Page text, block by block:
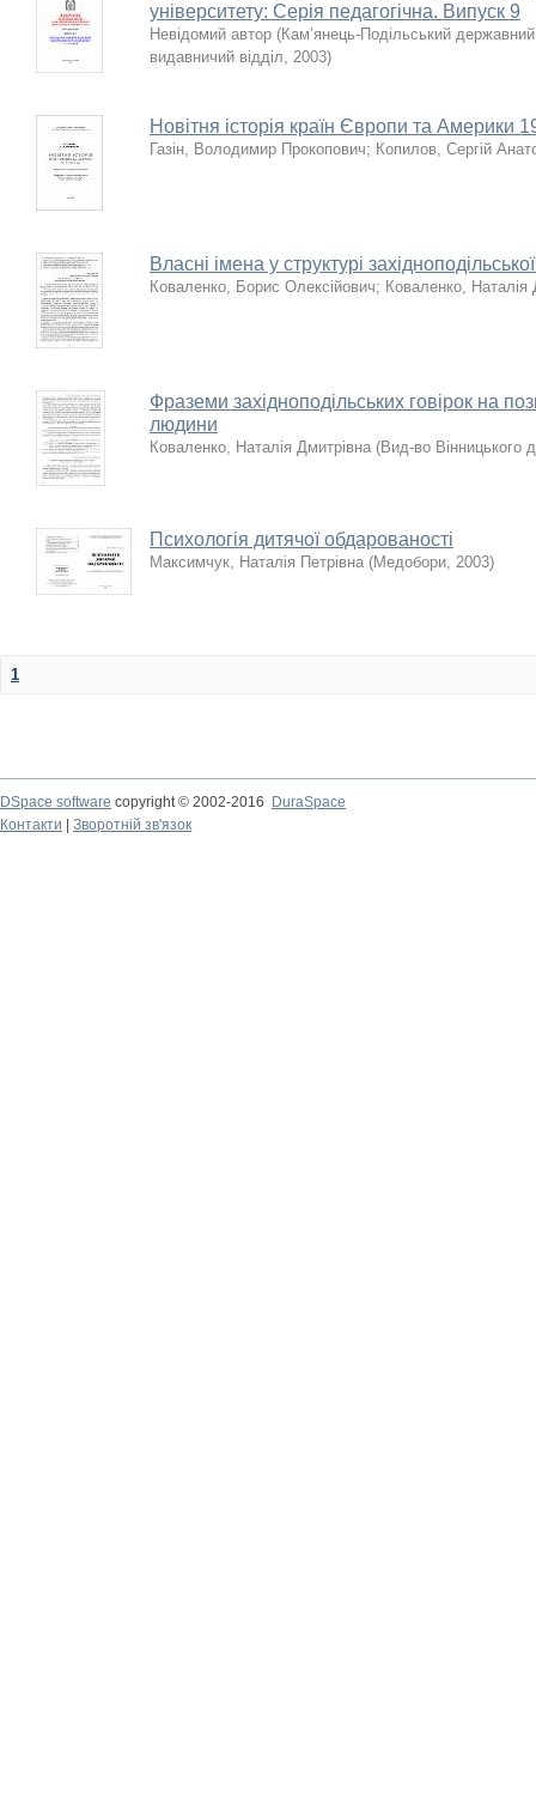
університету: Серія педагогічна. Випуск 9
Невідомий автор (Кам’янець-Подільський
видавничий відділ, 2003)
Новітня історія країн Європи та Америки
Газін, Володимир Прокопович; Копилов, Сергій
Власні імена у структурі
Коваленко, Борис Олексійович; Коваленко, Наталія
Фраземи західноподільських говірок на
людини
Коваленко, Наталія Дмитрівна (Вид-во Вінницького
Психологія дитячої обдарованості
Максимчук, Наталія Петрівна (Медобори, 2003)
1
DSpace software copyright © 2002-2016
DuraSpace
Контакти
Зворотній зв'язок